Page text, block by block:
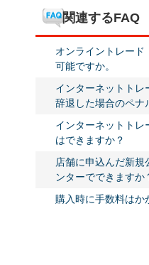
関連するFAQ
オンライントレー
可能ですか。
インターネットトレ
辞退した場合のペナ
インターネットトレ
はできますか？
店舗に申込んだ新
ンターでできますか
購入時に手数料はか